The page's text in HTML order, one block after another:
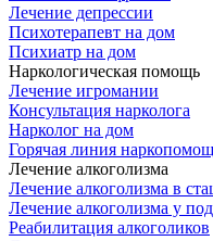
Лечение депрессии
Психотерапевт на дом
Психиатр на дом
Наркологическая помощь
Лечение игромании
Консультация нарколога
Нарколог на дом
Горячая линия
Лечение алкоголизма
Лечение алкоголизма в
Лечение алкоголизма у
Реабилитация алкоголиков